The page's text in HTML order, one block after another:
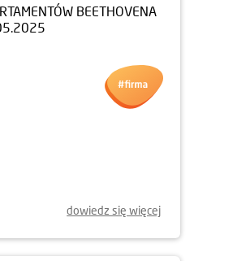
dowiedz się więcej